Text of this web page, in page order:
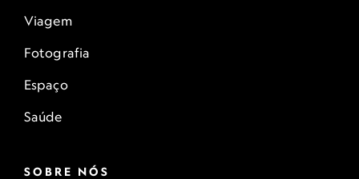
Viagem
Fotografia
Espaço
Saúde
SOBRE NÓS